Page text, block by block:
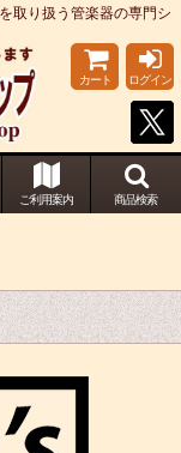
取り扱う管楽器の専門シ
カート ログイン
ご利用案内 商品検索